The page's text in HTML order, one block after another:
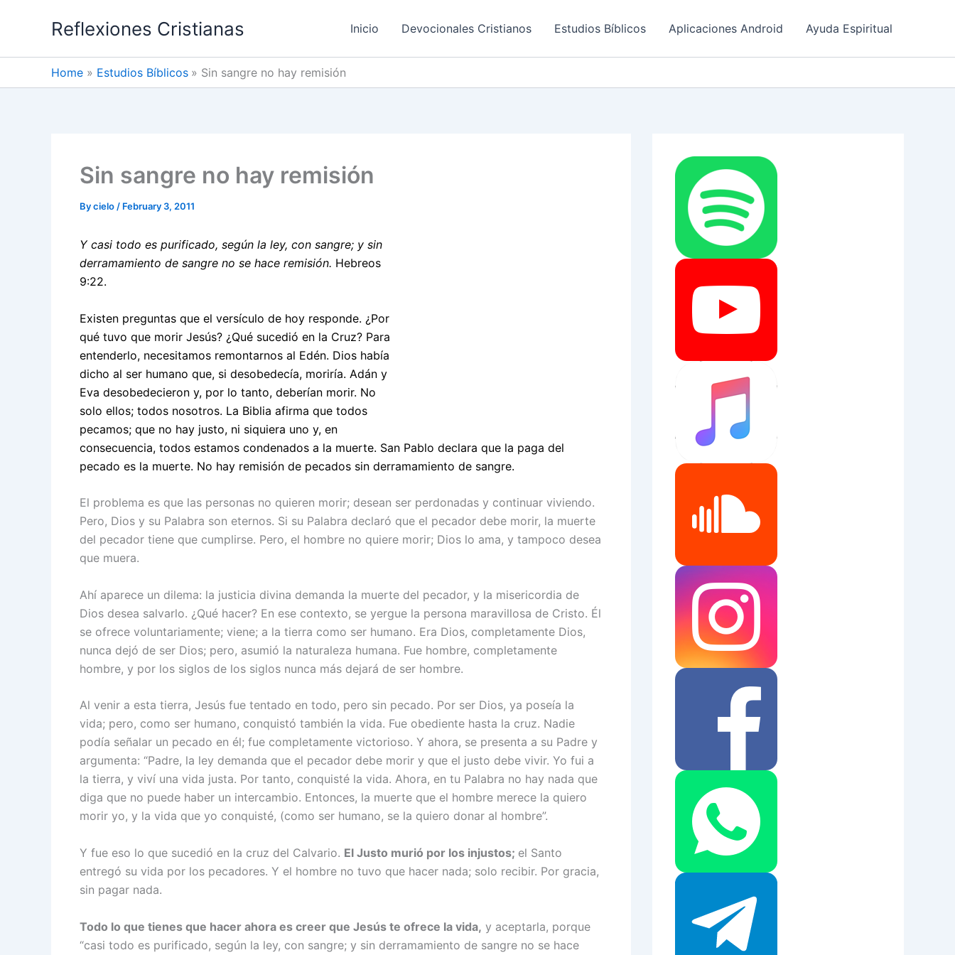
Reflexiones Cristianas Inicio Devocionales Cristianos Estudios Bíblicos Aplicaciones Android Ayuda Espiritual
Home Estudios Bíblicos Sin sangre no hay remisión
Sin sangre no hay remisión
Bycielo / February 3, 2011
Y casi todo es purificado, según la ley, con sangre; y sin
derramamiento de sangre no se hace remisión. Hebreos
9:22.
Existen preguntas que el versículo de hoy responde. ¿Por
qué tuvo que morir Jesús? ¿Qué sucedió en la Cruz? Para
entenderlo, necesitamos remontarnos al Edén. Dios había
dicho al ser humano que, si desobedecía, moriría. Adán y
Eva desobedecieron y, por lo tanto, deberían morir. No
solo ellos; todos nosotros. La Biblia afirma que todos
pecamos; que no hay justo, ni siquiera uno y, en
consecuencia, todos estamos condenados a la muerte. San Pablo declara que la paga del
pecado es la muerte. No hay remisión de pecados sin derramamiento de sangre.
El problema es que las personas no quieren morir; desean ser perdonadas y continuar viviendo.
Pero, Dios y su Palabra son eternos. Si su Palabra declaró que el pecador debe morir, la muerte
del pecador tiene que cumplirse. Pero, el hombre no quiere morir; Dios lo ama, y tampoco desea
que muera.
Ahí aparece un dilema: la justicia divina demanda la muerte del pecador, y la misericordia de
Dios desea salvarlo. ¿Qué hacer? En ese contexto, se yergue la persona maravillosa de Cristo. Él
se ofrece voluntariamente; viene; a la tierra como ser humano. Era Dios, completamente Dios,
nunca dejó de ser Dios; pero, asumió la naturaleza humana. Fue hombre, completamente
hombre, y por los siglos de los siglos nunca más dejará de ser hombre.
Al venir a esta tierra, Jesús fue tentado en todo, pero sin pecado. Por ser Dios, ya poseía la
vida; pero, como ser humano, conquistó también la vida. Fue obediente hasta la cruz. Nadie
podía señalar un pecado en él; fue completamente victorioso. Y ahora, se presenta a su Padre y
argumenta: “Padre, la ley demanda que el pecador debe morir y que el justo debe vivir. Yo fui a
la tierra, y viví una vida justa. Por tanto, conquisté la vida. Ahora, en tu Palabra no hay nada que
diga que no puede haber un intercambio. Entonces, la muerte que el hombre merece la quiero
morir yo, y la vida que yo conquisté, (como ser humano, se la quiero donar al hombre”.
Y fue eso lo que sucedió en la cruz del Calvario. El Justo murió por los injustos; el Santo
entregó su vida por los pecadores. Y el hombre no tuvo que hacer nada; solo recibir. Por gracia,
sin pagar nada.
Todo lo que tienes que hacer ahora es creer que Jesús te ofrece la vida, y aceptarla, porque
“casi todo es purificado, según la ley, con sangre; y sin derramamiento de sangre no se hace